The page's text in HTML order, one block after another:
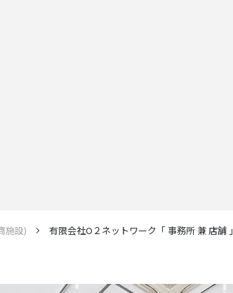
施設) 有限会社O２ネットワーク「 事務所 兼 店舗 」